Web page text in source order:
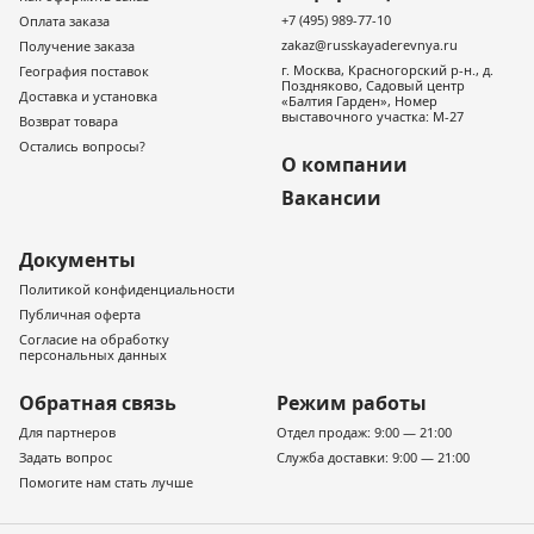
Оплата заказа
Получение заказа
География поставок
Доставка и установка
Возврат товара
Остались вопросы?
+7 (495) 989-77-10
zakaz@russkayaderevnya.ru
г. Москва, Красногорский р-н., д.
Поздняково, Садовый центр
«Балтия Гарден», Номер
выставочного участка: М-27
О компании
Вакансии
Документы
Политикой конфиденциальности
Публичная оферта
Согласие на обработку
персональных данных
Обратная связь
Для партнеров
Задать вопрос
Помогите нам стать лучше
Режим работы
Отдел продаж: 9:00 — 21:00
Служба доставки: 9:00 — 21:00